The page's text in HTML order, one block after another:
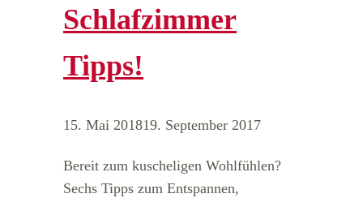
Schlafzimmer
Tipps!
15. Mai 201819. September 2017
Bereit zum kuscheligen Wohlfühlen?
Sechs Tipps zum Entspannen,